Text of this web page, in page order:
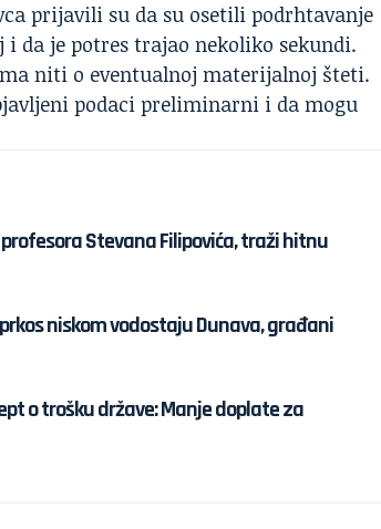
prijavili su da su osetili podrhtavanje
da je potres trajao nekoliko sekundi.
niti o eventualnoj materijalnoj šteti.
podaci preliminarni i da mogu
Stevana Filipovića, traži hitnu
niskom vodostaju Dunava, građani
o trošku države: Manje doplate za